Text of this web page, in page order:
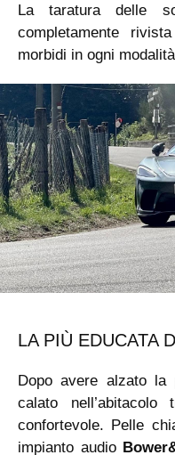
La taratura delle
completamente
morbidi in ogni
LA PIÙ EDUCATA
Dopo avere alzato
calato
confortevole. Pelle
impianto audio